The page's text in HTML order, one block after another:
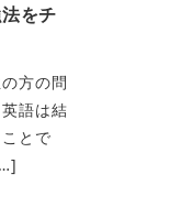
をチ
方の問
語は結
とで